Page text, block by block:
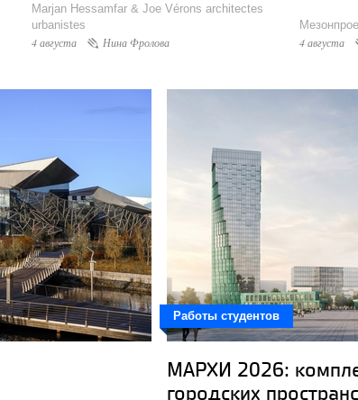
Marjan Hessamfar & Joe Vérons architectes
urbanistes
4 августа Нина Фролова 4 августа
Работы студентов
МАРХИ 2026:
городских